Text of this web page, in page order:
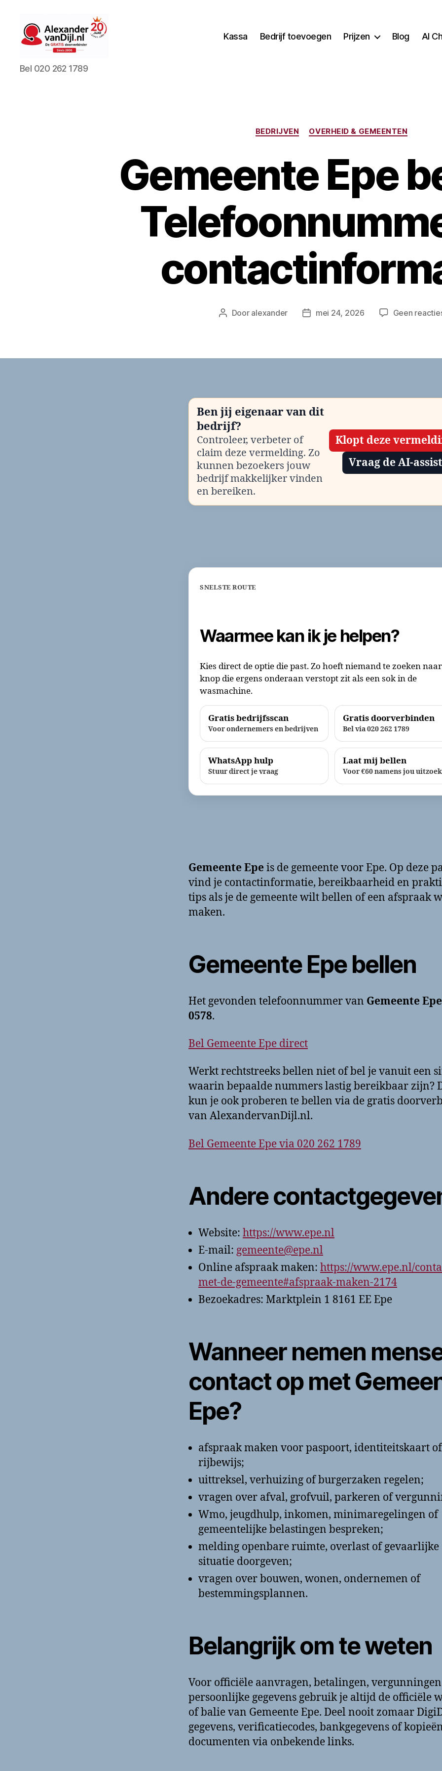
AlexandervanDijl.nl
Bel 020 262 1789
Kassa Bedrijf toevoegen Prijzen Blog AI
Categorieën
BEDRIJVEN OVERHEID & GEMEENTEN
Gemeente Epe
Berichtauteur
Door alexander Berichtdatum
mei 24, 2026 Geen
Ben jij eigenaar van dit
bedrijf?
Controleer, verbeter of
claim deze vermelding. Zo
kunnen bezoekers jouw
bedrijf makkelijker vinden
en bereiken.
Klopt deze
Vraag de AI-
SNELSTE ROUTE
Waarmee kan ik je helpen?
Kies direct de optie die past. Zo hoeft niemand te zoeken
knop die ergens onderaan verstopt zit als een sok in de
wasmachine.
Gratis bedrijfsscan
Voor ondernemers en bedrijven
Gratis doorverbinden
Bel via 020 262 1789
WhatsApp hulp
Stuur direct je vraag
Laat mij bellen
Voor €60 namens jou
Gemeente Epe is de gemeente voor Epe. Op deze
vind je contactinformatie, bereikbaarheid en
tips als je de gemeente wilt bellen of een afspraak
maken.
Gemeente Epe bellen
Het gevonden telefoonnummer van Gemeente Epe
0578.
Bel Gemeente Epe direct
Werkt rechtstreeks bellen niet of bel je vanuit een
waarin bepaalde nummers lastig bereikbaar zijn?
kun je ook proberen te bellen via de gratis
van AlexandervanDijl.nl.
Bel Gemeente Epe via 020 262 1789
Andere
Website: https://www.epe.nl
E-mail: gemeente@epe.nl
Online afspraak maken: https://www.epe.nl/
met-de-gemeente#afspraak-maken-2174
Bezoekadres: Marktplein 1 8161 EE Epe
Wanneer nemen
contact op met
Epe?
afspraak maken voor paspoort, identiteitskaart of
rijbewijs;
uittreksel, verhuizing of burgerzaken regelen;
vragen over afval, grofvuil, parkeren of
Wmo, jeugdhulp, inkomen, minimaregelingen of
gemeentelijke belastingen bespreken;
melding openbare ruimte, overlast of gevaarlijke
situatie doorgeven;
vragen over bouwen, wonen, ondernemen of
bestemmingsplannen.
Belangrijk om te weten
Voor officiële aanvragen, betalingen,
persoonlijke gegevens gebruik je altijd de officiële
of balie van Gemeente Epe. Deel nooit zomaar
gegevens, verificatiecodes, bankgegevens of
documenten via onbekende links.